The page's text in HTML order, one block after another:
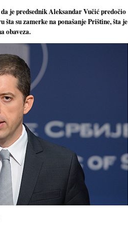
je predsednik Aleksandar Vučić predočio
su zamerke na ponašanje Prištine, šta je
obaveza.